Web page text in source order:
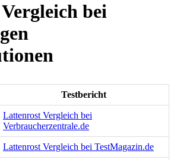
bei
Testbericht
Lattenrost Vergleich bei
Verbraucherzentrale.de
Lattenrost Vergleich bei TestMagazin.de